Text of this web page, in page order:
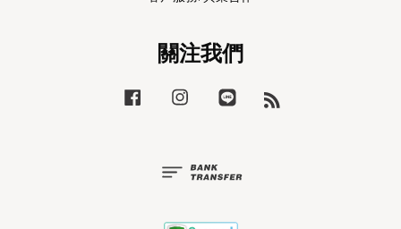
關注我們
Facebook Instagram